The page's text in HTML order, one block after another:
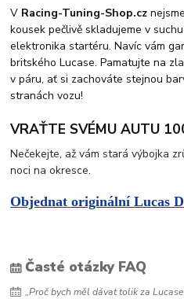
V Racing-Tuning-Shop.cz
kousek pečlivě skladujeme v
elektronika startéru. Navíc vám
britského Lucase. Pamatujte na
v páru, ať si zachováte stejnou
stranách vozu!
VRAŤTE SVÉMU AUTU
Nečekejte, až vám stará výbojka
noci na okresce.
Objednat originální Lucas
Časté otázky FAQ
„Proč bych měl dávat tolik za